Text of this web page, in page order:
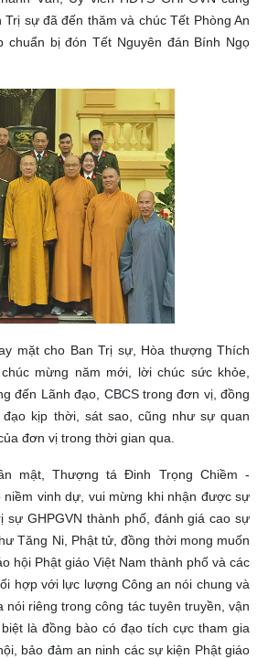
sự đã đến thăm và chúc Tết Phòng An
chuẩn bị đón Tết Nguyên đán Bính Ngọ
mặt cho Ban Trị sự, Hòa thượng Thích
mừng năm mới, lời chúc sức khỏe,
đến Lãnh đạo, CBCS trong đơn vị, đồng
kịp thời, sát sao, cũng như sự quan
đơn vị trong thời gian qua.
mật, Thượng tá Đinh Trọng Chiềm -
vinh dự, vui mừng khi nhận được sự
sự GHPGVN thành phố, đánh giá cao sự
Tăng Ni, Phật tử, đồng thời mong muốn
hội Phật giáo Việt Nam thành phố và các
hợp với lực lượng Công an nói chung và
nói riêng trong công tác tuyên truyền, vận
là đồng bào có đạo tích cực tham gia
bảo đảm an ninh các sự kiện Phật giáo